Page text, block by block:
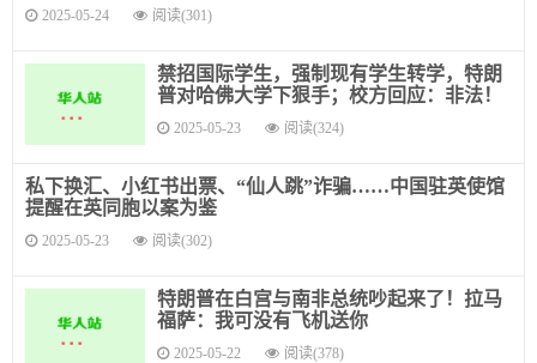
2025-05-24 阅读(301)
禁招国际学生，强制现有学生转学，特朗
普对哈佛大学下狠手；校方回应：非法！
2025-05-23 阅读(324)
私下换汇、小红书出票、“仙人跳”诈骗……中国驻英使馆
提醒在英同胞以案为鉴
2025-05-23 阅读(302)
特朗普在白宫与南非总统吵起来了！拉马
福萨：我可没有飞机送你
2025-05-22 阅读(378)